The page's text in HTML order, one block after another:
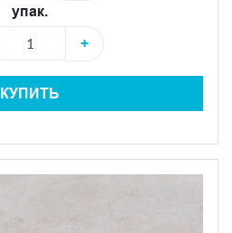
упак.
+
КУПИТЬ